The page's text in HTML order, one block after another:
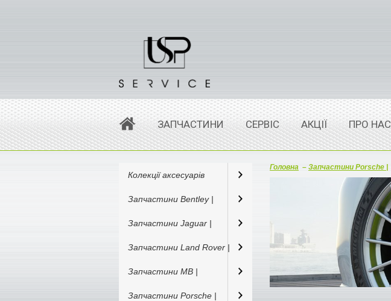
ЗАПЧАСТИНИ СЕРВІС АКЦІЇ ПРО НАС
Колекції аксесуарів
Запчастини Bentley |
Запчастини Jaguar |
Запчастини Land Rover |
Запчастини MB |
Запчастини Porsche |
Головна – Запчастини Porsche |